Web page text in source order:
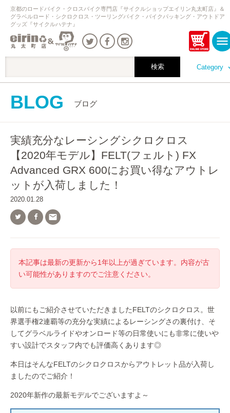
Category
京都のロードバイク・クロスバイク専門店『サイクルショップエイリン丸太町店』＆
グラベルロード・シクロクロス・ツーリングバイク・バイクパッキング・アウトドア
グッズ『サイクルハテナ』
BLOG ブログ
実績充分なレーシングシクロクロス
【2020年モデル】FELT(フェルト) FX
Advanced GRX 600にお買い得なアウトレ
ットが入荷しました！
2020.01.28

本記事は最新の更新から1年以上が過ぎています。内容が古
い可能性がありますのでご注意ください。
以前にもご紹介させていただきましたFELTのシクロクロス。世
界選手権2連覇等の充分な実績によるレーシングさの裏付け、そ
してグラベルライドやオンロード等の日常使いにも非常に使いや
すい設計でスタッフ内でも評価高くあります◎
本日はそんなFELTのシクロクロスからアウトレット品が入荷し
ましたのでご紹介！
2020年新作の最新モデルでございますよ～